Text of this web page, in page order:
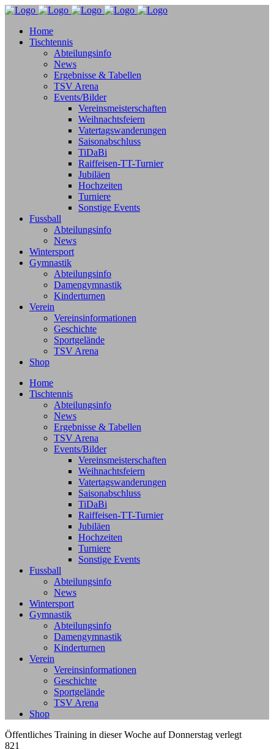
Home
Tischtennis
Abteilungsinfo
News
Ergebnisse & Tabellen
TSV Arena
Events/Bilder
Vereinsmeisterschaften
Weihnachtsfeiern
Vatertagswanderungen
Saisonabschluss
TiDaBi
Raiffeisen-TT-Turnier
Jubiläen
Hochzeiten
Turniere
Sonstige Events
Fussball
Abteilungsinfo
News
Wintersport
Gymnastik
Abteilungsinfo
Damengymnastik
Kinderturnen
Verein
Vereinsinformationen
Geschichte
Sportgelände
TSV Arena
Shop
Home
Tischtennis
Abteilungsinfo
News
Ergebnisse & Tabellen
TSV Arena
Events/Bilder
Vereinsmeisterschaften
Weihnachtsfeiern
Vatertagswanderungen
Saisonabschluss
TiDaBi
Raiffeisen-TT-Turnier
Jubiläen
Hochzeiten
Turniere
Sonstige Events
Fussball
Abteilungsinfo
News
Wintersport
Gymnastik
Abteilungsinfo
Damengymnastik
Kinderturnen
Verein
Vereinsinformationen
Geschichte
Sportgelände
TSV Arena
Shop
Öffentliches Training in dieser Woche auf Donnerstag verlegt
821